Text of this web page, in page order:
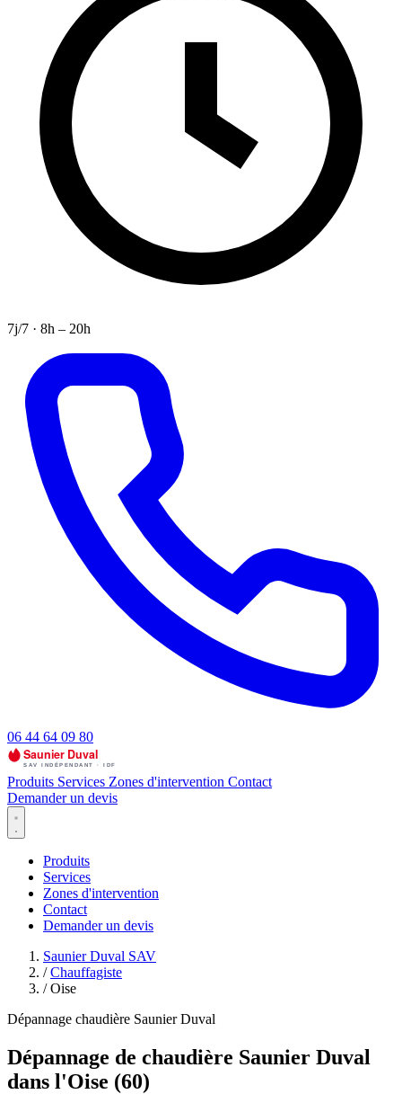
7j/7 · 8h – 20h
06 44 64 09 80
Produits Services Zones d'intervention Contact
Demander un devis
Produits
Services
Zones d'intervention
Contact
Demander un devis
Saunier Duval SAV
/ Chauffagiste
/ Oise
Dépannage chaudière Saunier Duval
Dépannage de chaudière Saunier Duval
dans l'Oise (60)